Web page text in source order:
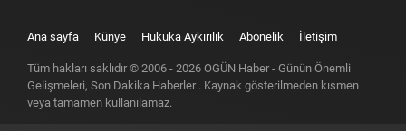
Ana sayfa Künye Hukuka Aykırılık Abonelik İletişim
Tüm hakları saklıdır © 2006 - 2026 OGÜN Haber - Günün Önemli
Gelişmeleri, Son Dakika Haberler . Kaynak gösterilmeden kısmen
veya tamamen kullanılamaz.